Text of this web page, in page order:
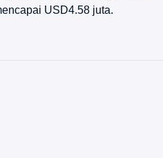
USD4.58 juta.